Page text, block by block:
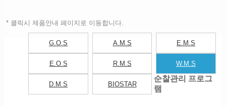
* 클릭시 제품안내 페이지로 이동합니다.
G.O.S A.M.S E.M.S
E.O.S R.M.S W.M.S
D.M.S BIOSTAR
순찰관리 프로그
램